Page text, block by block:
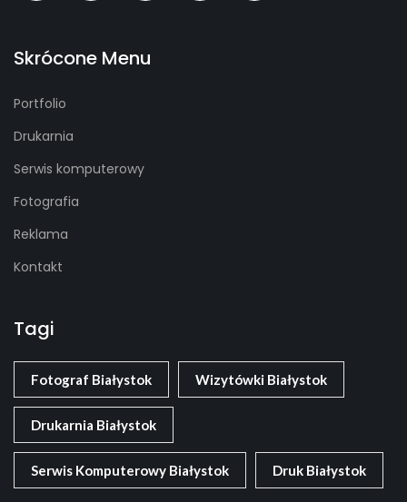
Skrócone Menu
Portfolio
Drukarnia
Serwis komputerowy
Fotografia
Reklama
Kontakt
Tagi
Fotograf Białystok Wizytówki Białystok
Drukarnia Białystok
Serwis Komputerowy Białystok Druk Białystok